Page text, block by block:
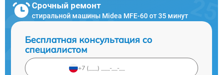
Срочный ремонт
стиральной машины Midea MFE-60 от 35 минут
Бесплатная консультация со
специалистом